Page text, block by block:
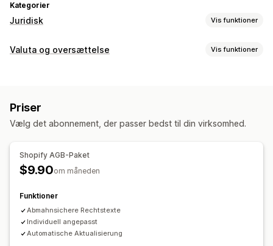
Kategorier
Juridisk Vis funktioner
Overholdelse
Valuta og oversættelse Vis funktioner
Professionel oversættelse
Priser
Vælg det abonnement, der passer bedst til din virksomhed.
Shopify AGB-Paket
$9.90om måneden
Funktioner
Abmahnsichere Rechtstexte
Individuell angepasst
Automatische Aktualisierung